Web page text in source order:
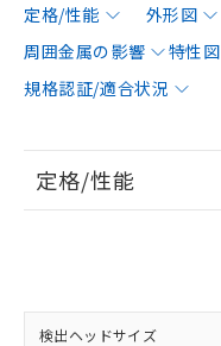
定格/性能 外形図
周囲金属の影響
特性図
規格認証/適合状況
定格/性能
検出ヘッドサイズ